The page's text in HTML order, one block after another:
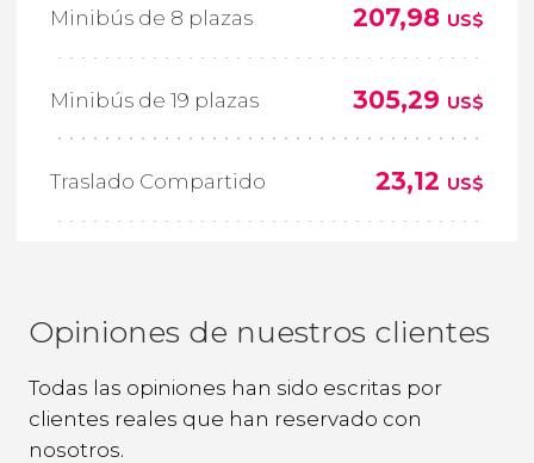
Minibús de 8 plazas 207,98 US$
Minibús de 19 plazas 305,29 US$
Traslado Compartido 23,12 US$
Opiniones de nuestros clientes
Todas las opiniones han sido escritas por
clientes reales que han reservado con
nosotros.